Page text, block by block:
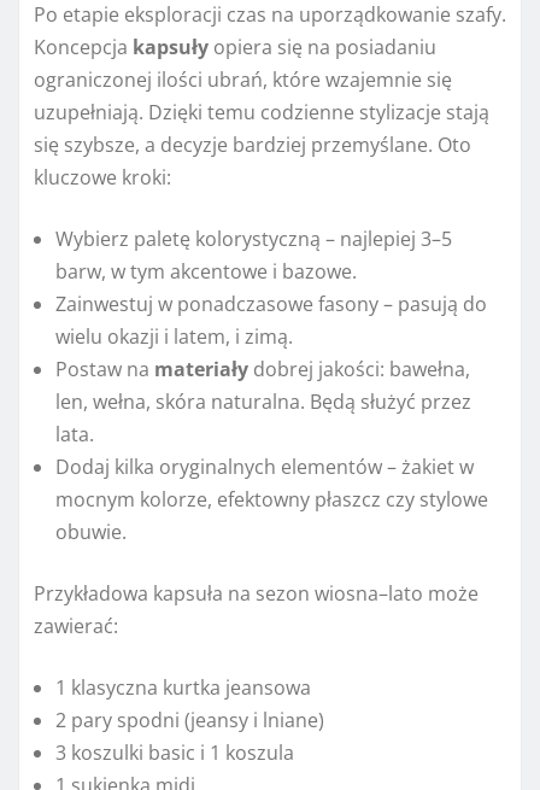
Po etapie eksploracji czas na uporządkowanie szafy.
Koncepcja kapsuły opiera się na posiadaniu
ograniczonej ilości ubrań, które wzajemnie się
uzupełniają. Dzięki temu codzienne stylizacje stają
się szybsze, a decyzje bardziej przemyślane. Oto
kluczowe kroki:
Wybierz paletę kolorystyczną – najlepiej 3–5
barw, w tym akcentowe i bazowe.
Zainwestuj w ponadczasowe fasony – pasują do
wielu okazji i latem, i zimą.
Postaw na materiały dobrej jakości: bawełna,
len, wełna, skóra naturalna. Będą służyć przez
lata.
Dodaj kilka oryginalnych elementów – żakiet w
mocnym kolorze, efektowny płaszcz czy stylowe
obuwie.
Przykładowa kapsuła na sezon wiosna–lato może
zawierać:
1 klasyczna kurtka jeansowa
2 pary spodni (jeansy i lniane)
3 koszulki basic i 1 koszula